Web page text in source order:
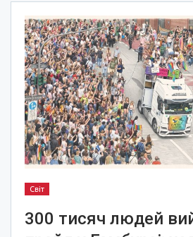
Світ
300 тисяч людей